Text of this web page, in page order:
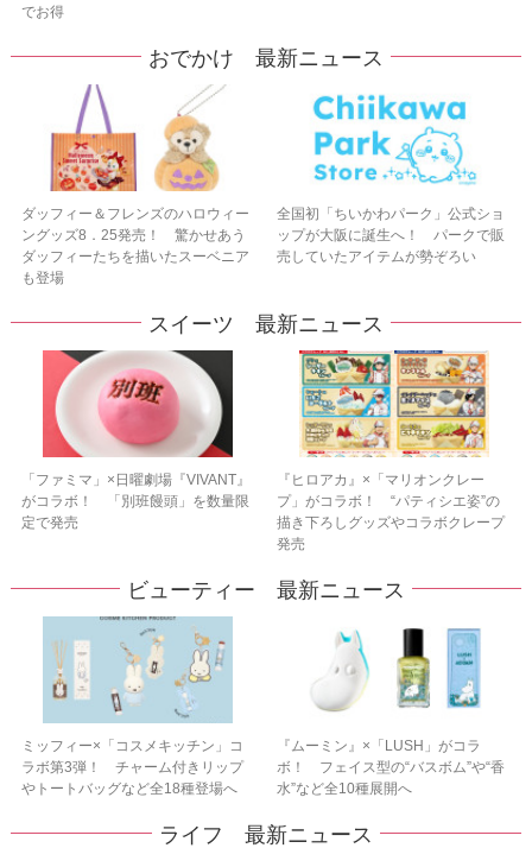
でお得
おでかけ 最新ニュース
ダッフィー＆フレンズのハロウィー
ングッズ8．25発売！ 驚かせあう
ダッフィーたちを描いたスーベニア
も登場
全国初「ちいかわパーク」公式ショ
ップが大阪に誕生へ！ パークで販
売していたアイテムが勢ぞろい
スイーツ 最新ニュース
「ファミマ」×日曜劇場『VIVANT』
がコラボ！ 「別班饅頭」を数量限
定で発売
『ヒロアカ』×「マリオンクレー
プ」がコラボ！ “パティシエ姿”の
描き下ろしグッズやコラボクレープ
発売
ビューティー 最新ニュース
ミッフィー×「コスメキッチン」コ
ラボ第3弾！ チャーム付きリップ
やトートバッグなど全18種登場へ
『ムーミン』×「LUSH」がコラ
ボ！ フェイス型の“バスボム”や“香
水”など全10種展開へ
ライフ 最新ニュース